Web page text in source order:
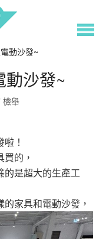
動沙發~
動沙發~
檢舉
！
的，
的是超大的生產工
家具和電動沙發，